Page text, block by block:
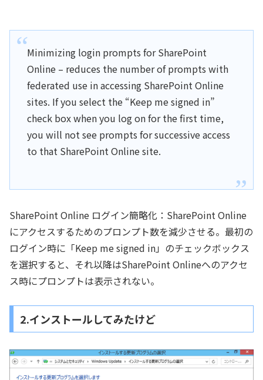
Minimizing login prompts for SharePoint
Online – reduces the number of prompts with
federated use in accessing SharePoint Online
sites. If you select the “Keep me signed in”
check box when you log on for the first time,
you will not see prompts for successive access
to that SharePoint Online site.
SharePoint Online ログイン簡略化：SharePoint Online
にアクセスするためのプロンプト数を減少させる。最初の
ログイン時に「Keep me signed in」のチェックボックス
を選択すると、それ以降はSharePoint Onlineへのアクセ
ス時にプロンプトは表示されない。
2.インストールしてみたけど